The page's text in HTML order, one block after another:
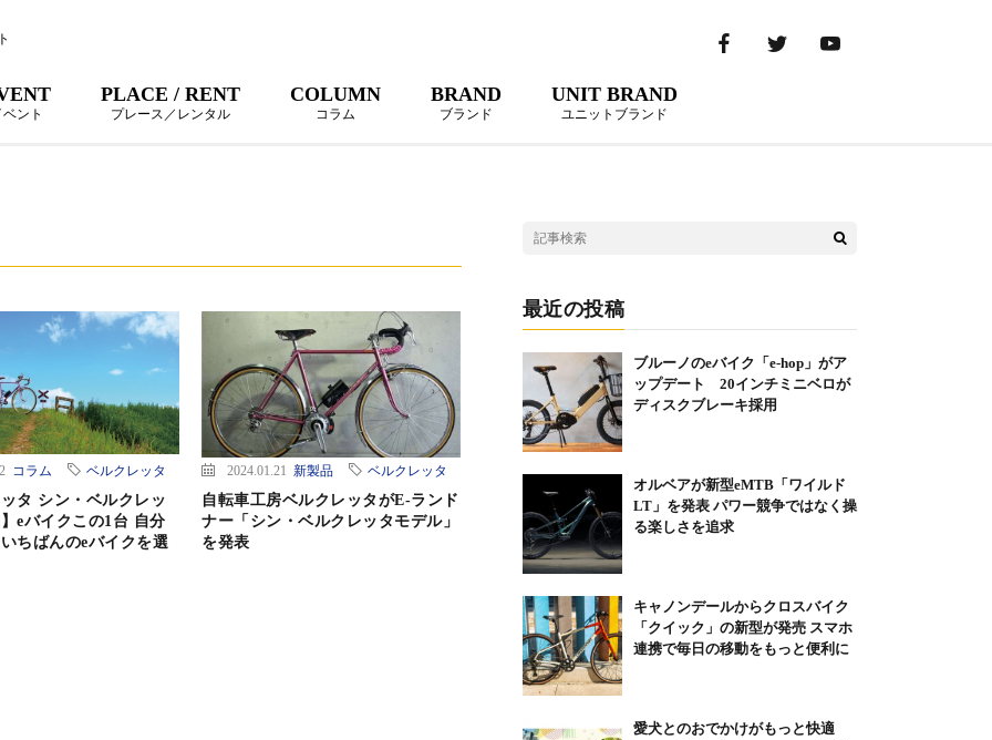
ベント
PLACE / RENT
プレース／レンタル
COLUMN
コラム
BRAND
ブランド
UNIT BRAND
ユニットブランド
コラム ベルクレッタ
ッタ シン・ベルクレッ
eバイクこの1台 自分
ちばんのeバイクを選
2024.01.21新製品 ベルクレッタ
自転車工房ベルクレッタがE-ランド
ナー「シン・ベルクレッタモデル」
を発表
最近の投稿
ブルーノのeバイク「e-hop」がア
ップデート 20インチミニベロが
ディスクブレーキ採用
オルベアが新型eMTB「ワイルド
LT」を発表 パワー競争ではなく操
る楽しさを追求
キャノンデールからクロスバイク
「クイック」の新型が発売 スマホ
連携で毎日の移動をもっと便利に
愛犬とのおでかけがもっと快適